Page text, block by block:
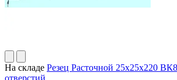
На складе Резец Расточной 25х25х220
отверстий